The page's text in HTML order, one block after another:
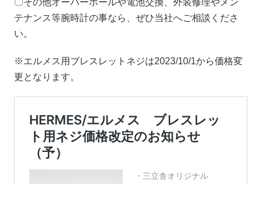
〇その他オーバーホールや電池交換、外装修理やメン
テナンス等腕時計の事なら、ぜひ当社へご相談くださ
い。
※エルメス用ブレスレットネジは2023/10/1から価格変
更となります。